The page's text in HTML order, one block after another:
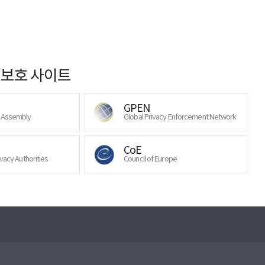
호 사이트
GPEN
Global Privacy Enforcement Network
Authorities
CoE
Council of Europe